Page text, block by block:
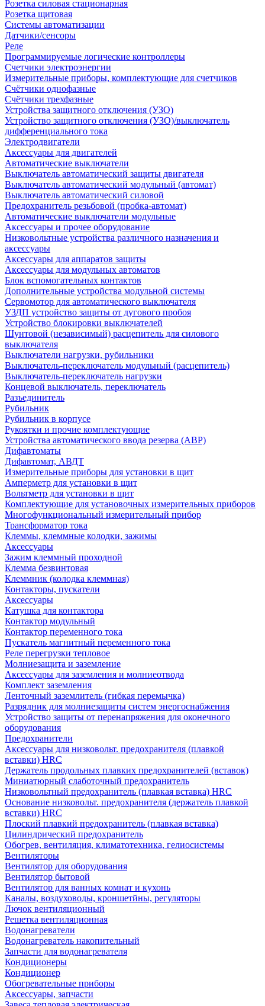
Розетка силовая стационарная
Розетка щитовая
Системы автоматизации
Датчики/сенсоры
Реле
Программируемые логические контроллеры
Счетчики электроэнергии
Измерительные приборы, комплектующие для счетчиков
Счётчики однофазные
Счётчики трехфазные
Устройства защитного отключения (УЗО)
Устройство защитного отключения (УЗО)/выключатель
дифференциального тока
Электродвигатели
Аксессуары для двигателей
Автоматические выключатели
Выключатель автоматический защиты двигателя
Выключатель автоматический модульный (автомат)
Выключатель автоматический силовой
Предохранитель резьбовой (пробка-автомат)
Автоматические выключатели модульные
Аксессуары и прочее оборудование
Низковольтные устройства различного назначения и
аксессуары
Аксессуары для аппаратов защиты
Аксессуары для модульных автоматов
Блок вспомогательных контактов
Дополнительные устройства модульной системы
Сервомотор для автоматического выключателя
УЗДП устройство защиты от дугового пробоя
Устройство блокировки выключателей
Шунтовой (независимый) расцепитель для силового
выключателя
Выключатели нагрузки, рубильники
Выключатель-переключатель модульный (расцепитель)
Выключатель-переключатель нагрузки
Концевой выключатель, переключатель
Разъединитель
Рубильник
Рубильник в корпусе
Рукоятки и прочие комплектующие
Устройства автоматического ввода резерва (АВР)
Дифавтоматы
Дифавтомат, АВДТ
Измерительные приборы для установки в щит
Амперметр для установки в щит
Вольтметр для установки в щит
Комплектующие для установочных измерительных приборов
Многофункциональный измерительный прибор
Трансформатор тока
Клеммы, клеммные колодки, зажимы
Аксессуары
Зажим клеммный проходной
Клемма безвинтовая
Клеммник (колодка клеммная)
Контакторы, пускатели
Аксессуары
Катушка для контактора
Контактор модульный
Контактор переменного тока
Пускатель магнитный переменного тока
Реле перегрузки тепловое
Молниезащита и заземление
Аксессуары для заземления и молниеотвода
Комплект заземления
Ленточный заземлитель (гибкая перемычка)
Разрядник для молниезащиты систем энергоснабжения
Устройство защиты от перенапряжения для оконечного
оборудования
Предохранители
Аксессуары для низковольт. предохранителя (плавкой
вставки) HRC
Держатель продольных плавких предохранителей (вставок)
Миниатюрный слаботочный предохранитель
Низковольтный предохранитель (плавкая вставка) HRC
Основание низковольт. предохранителя (держатель плавкой
вставки) HRC
Плоский плавкий предохранитель (плавкая вставка)
Цилиндрический предохранитель
Обогрев, вентиляция, климатотехника, гелиосистемы
Вентиляторы
Вентилятор для оборудования
Вентилятор бытовой
Вентилятор для ванных комнат и кухонь
Каналы, воздуховоды, кроншетйны, регуляторы
Лючок вентиляционный
Решетка вентиляционная
Водонагреватели
Водонагреватель накопительный
Запчасти для водонагревателя
Кондиционеры
Кондиционер
Обогревательные приборы
Аксессуары, запчасти